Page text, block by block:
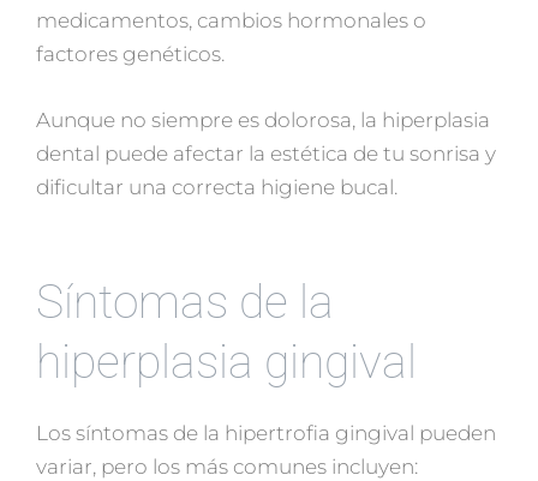
medicamentos, cambios hormonales o
factores genéticos.
Aunque no siempre es dolorosa, la hiperplasia
dental puede afectar la estética de tu sonrisa y
dificultar una correcta higiene bucal.
Síntomas de la
hiperplasia gingival
Los síntomas de la hipertrofia gingival pueden
variar, pero los más comunes incluyen: